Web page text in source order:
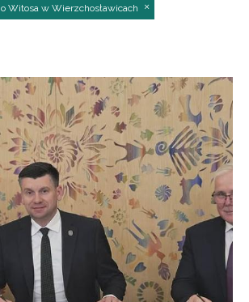
Witosa w Wierzchosławicach